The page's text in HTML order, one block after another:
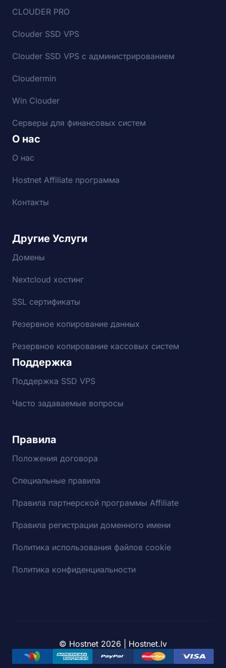
CLOUDER PRO
Clouder SSD VPS
Clouder SSD VPS с администрированием
Cloudermin
Win Clouder
Серверы для финансовых систем
О нас
О нас
Hostnet Affiliate программа
Контакты
Другие Услуги
Домены
Nextcloud хостинг
SSL сертификаты
Резервное копирование данных
Резервное копирование кассовых систем
Поддержка
Поддержка SSD VPS
Часто задаваемые вопросы
Правила
Положения договора
Специальные правила
Правила партнерской программы Affiliate
Правила регистрации доменного имени
Политика использования файлов cookie
Политика конфиденциальности
© Hostnet 2026 | Hostnet.lv